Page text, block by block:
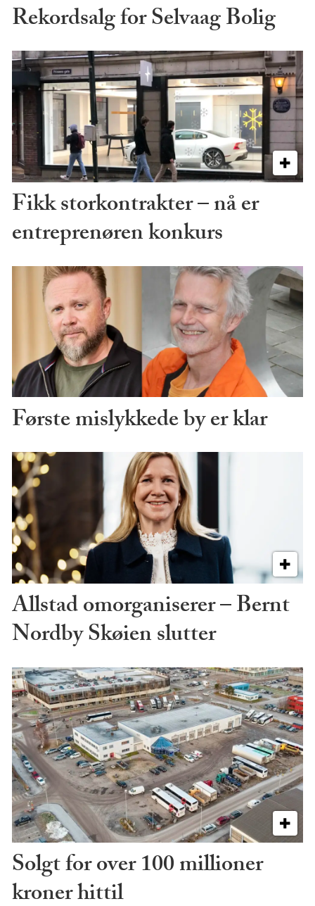
Rekordsalg for Selvaag Bolig
Fikk storkontrakter – nå er
entreprenøren konkurs
Første mislykkede by er klar
Allstad omorganiserer – Bernt
Nordby Skøien slutter
Solgt for over 100 millioner
kroner hittil